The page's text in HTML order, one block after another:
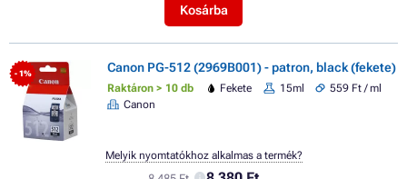
Kosárba
- 1% Canon PG-512 (2969B001) - patron, black (fekete)
Raktáron > 10 db Fekete 15ml
559 Ft / ml
Canon
Melyik nyomtatókhoz alkalmas a termék?